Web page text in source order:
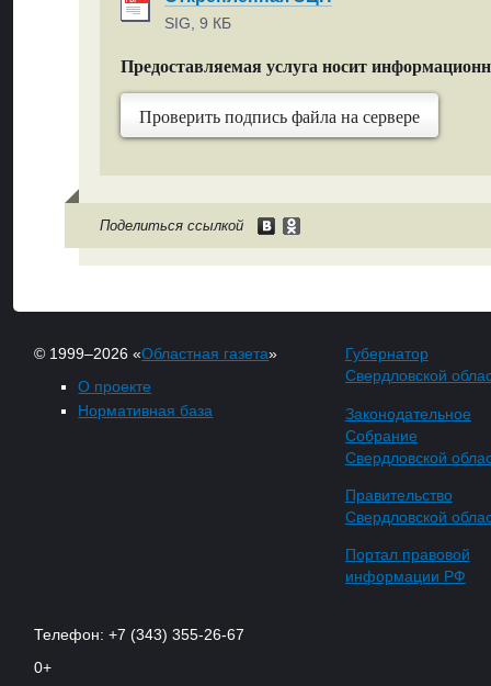
SIG, 9 КБ
Предоставляемая услуга носит
Проверить подпись файла на сервере
Поделиться ссылкой
© 1999–2026 «Областная газета»
О проекте
Нормативная база
Губернатор
Свердловской
Законодательное
Собрание
Свердловской
Правительство
Свердловской
Портал правовой
информации РФ
Телефон: +7 (343) 355-26-67
0+